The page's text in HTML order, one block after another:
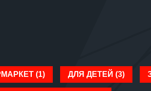
(1) ДЛЯ ДЕТЕЙ (3)